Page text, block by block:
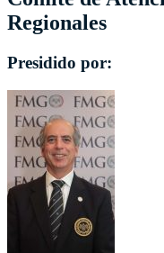
Regionales
Presidido por: